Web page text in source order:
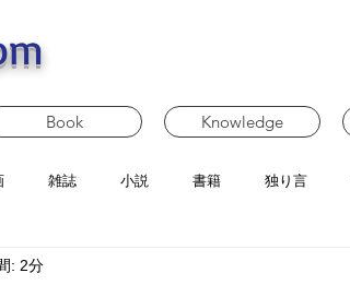
Book Knowledge
雑誌 小説 書籍 独り言
: 2分